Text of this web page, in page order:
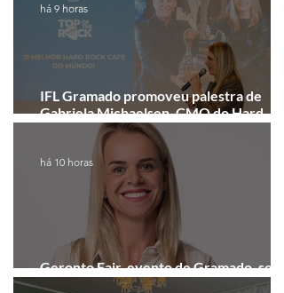
IFL Gramado promoveu palestra de
Gabriela Michaelsen, CMO do Hard
Rock Cafe Gramado
há 9 horas
Geronto Fair, evento de Gramado, será
realizada em formato digital
há 10 horas